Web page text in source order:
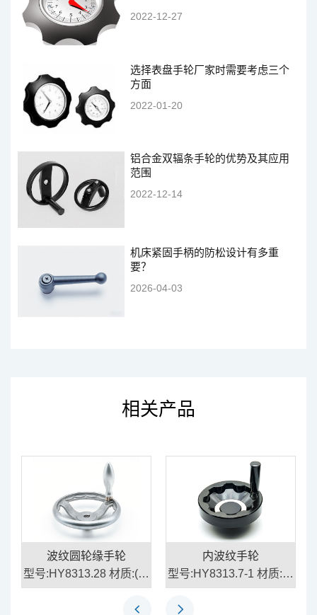
2022-12-27
选择表盘手轮厂家时需要考虑三个
方面
2022-01-20
铝合金双辐条手轮的优势及其应用
范围
2022-12-14
机床紧固手柄的防松设计有多重
要？
2026-04-03
相关产品
波纹圆轮缘手轮
型号:HY8313.28 材质:(手
轮)铝合金、(手柄)钢
内波纹手轮
型号:HY8313.7-1 材质:胶
木